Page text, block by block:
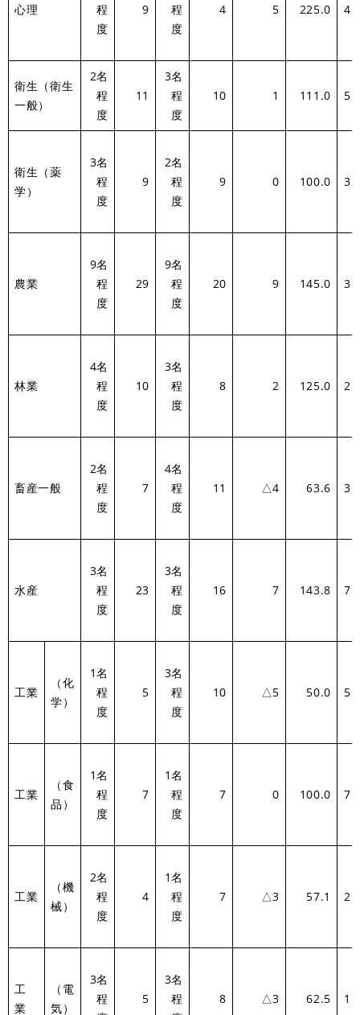
心理
程
度
9
程
度
4 5 225.0
衛生（衛生
一般）
2名
程
度
11
3名
程
度
10 1 111.0
衛生（薬
学）
3名
程
度
9
2名
程
度
9 0 100.0
農業
9名
程
度
29
9名
程
度
20 9 145.0
林業
4名
程
度
10
3名
程
度
8 2 125.0
畜産一般
2名
程
度
7
4名
程
度
11 △4 63.6
水産
3名
程
度
23
3名
程
度
16 7 143.8
工業
（化
学）
1名
程
度
5
3名
程
度
10 △5 50.0
工業
（食
品）
1名
程
度
7
1名
程
度
7 0 100.0
工業
（機
械）
2名
程
度
4
1名
程
度
7 △3 57.1
工
業
（電
気）
3名
程
5
3名
程
8 △3 62.5